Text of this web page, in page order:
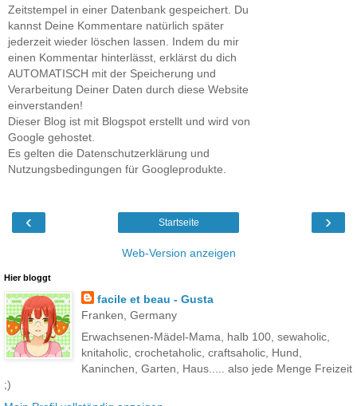
Zeitstempel in einer Datenbank gespeichert. Du
kannst Deine Kommentare natürlich später
jederzeit wieder löschen lassen. Indem du mir
einen Kommentar hinterlässt, erklärst du dich
AUTOMATISCH mit der Speicherung und
Verarbeitung Deiner Daten durch diese Website
einverstanden!
Dieser Blog ist mit Blogspot erstellt und wird von
Google gehostet.
Es gelten die Datenschutzerklärung und
Nutzungsbedingungen für Googleprodukte.
‹ ›
Startseite
Web-Version anzeigen
Hier bloggt
facile et beau - Gusta
Franken, Germany
Erwachsenen-Mädel-Mama, halb 100, sewaholic,
knitaholic, crochetaholic, craftsaholic, Hund,
Kaninchen, Garten, Haus..... also jede Menge Freizeit
;)